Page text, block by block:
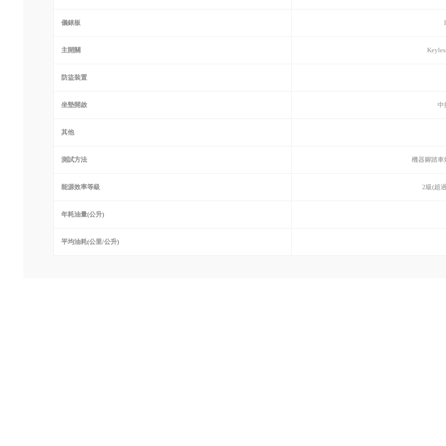
儀錶板
主開關
防盜裝置
坐墊開啟 中
其他
測試方法 機器腳踏車
能源效率等級 2級(超
年耗油量(公升)
平均油耗(公里/公升)